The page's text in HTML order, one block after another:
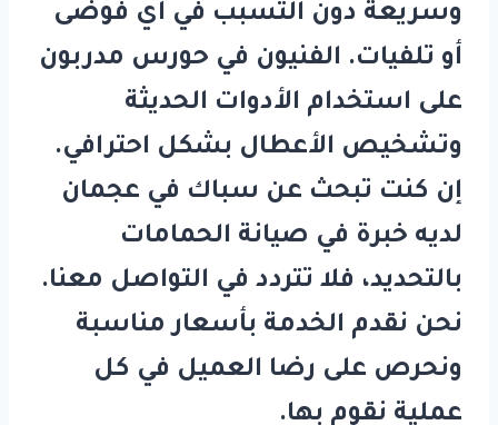
وسريعة دون التسبب في أي فوضى
أو تلفيات. الفنيون في حورس مدربون
على استخدام الأدوات الحديثة
وتشخيص الأعطال بشكل احترافي.
إن كنت تبحث عن سباك في عجمان
لديه خبرة في صيانة الحمامات
بالتحديد، فلا تتردد في التواصل معنا.
نحن نقدم الخدمة بأسعار مناسبة
ونحرص على رضا العميل في كل
عملية نقوم بها.